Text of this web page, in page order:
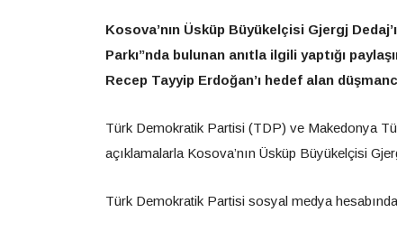
Kosova’nın Üsküp Büyükelçisi Gjergj
Parkı”nda bulunan anıtla ilgili yaptığı
Recep Tayyip Erdoğan’ı hedef alan
Türk Demokratik Partisi (TDP) ve Makedonya
açıklamalarla Kosova’nın Üsküp Büyükelçisi
Türk Demokratik Partisi sosyal medya